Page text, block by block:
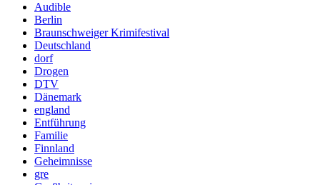
Audible
Berlin
Braunschweiger Krimifestival
Deutschland
dorf
Drogen
DTV
Dänemark
england
Entführung
Familie
Finnland
Geheimnisse
gre